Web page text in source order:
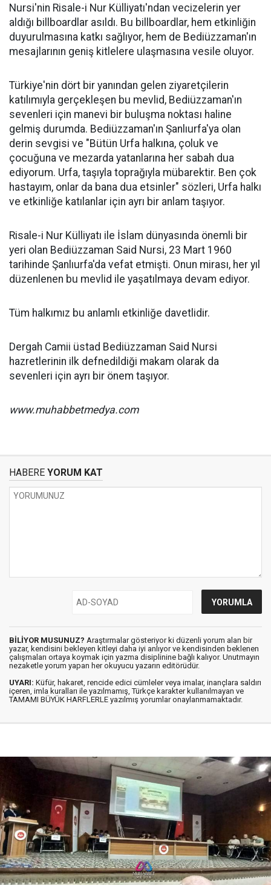
Nursi'nin Risale-i Nur Külliyatı'ndan vecizelerin yer
aldığı billboardlar asıldı. Bu billboardlar, hem etkinliğin
duyurulmasına katkı sağlıyor, hem de Bediüzzaman'ın
mesajlarının geniş kitlelere ulaşmasına vesile oluyor.
Türkiye'nin dört bir yanından gelen ziyaretçilerin
katılımıyla gerçekleşen bu mevlid, Bediüzzaman'ın
sevenleri için manevi bir buluşma noktası haline
gelmiş durumda. Bediüzzaman'ın Şanlıurfa'ya olan
derin sevgisi ve "Bütün Urfa halkına, çoluk ve
çocuğuna ve mezarda yatanlarına her sabah dua
ediyorum. Urfa, taşıyla toprağıyla mübarektir. Ben çok
hastayım, onlar da bana dua etsinler" sözleri, Urfa halkı
ve etkinliğe katılanlar için ayrı bir anlam taşıyor.
Risale-i Nur Külliyatı ile İslam dünyasında önemli bir
yeri olan Bediüzzaman Said Nursi, 23 Mart 1960
tarihinde Şanlıurfa'da vefat etmişti. Onun mirası, her yıl
düzenlenen bu mevlid ile yaşatılmaya devam ediyor.
Tüm halkımız bu anlamlı etkinliğe davetlidir.
Dergah Camii üstad Bediüzzaman Said Nursi
hazretlerinin ilk defnedildiği makam olarak da
sevenleri için ayrı bir önem taşıyor.
www.muhabbetmedya.com
HABERE YORUM KAT
BİLİYOR MUSUNUZ? Araştırmalar gösteriyor ki düzenli yorum alan bir
yazar, kendisini bekleyen kitleyi daha iyi anlıyor ve kendisinden beklenen
çalışmaları ortaya koymak için yazma disiplinine bağlı kalıyor. Unutmayın
nezaketle yorum yapan her okuyucu yazarın editörüdür.
UYARI: Küfür, hakaret, rencide edici cümleler veya imalar, inançlara saldırı
içeren, imla kuralları ile yazılmamış, Türkçe karakter kullanılmayan ve
TAMAMI BÜYÜK HARFLERLE yazılmış yorumlar onaylanmamaktadır.